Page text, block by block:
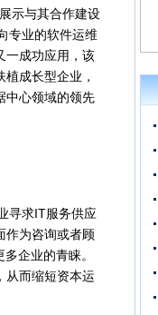
示与其合作建设
专业的软件运维
一成功应用，该
成长型企业，
中心领域的领先
寻求IT服务供应
作为咨询或者顾
企业的青睐。
从而缩短资本运